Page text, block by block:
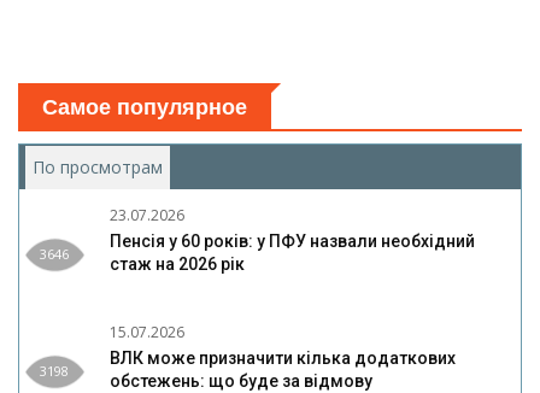
Самое популярное
По просмотрам
3646
23.07.2026
Пенсія у 60 років: у ПФУ назвали необхідний
стаж на 2026 рік
3198
15.07.2026
ВЛК може призначити кілька додаткових
обстежень: що буде за відмову